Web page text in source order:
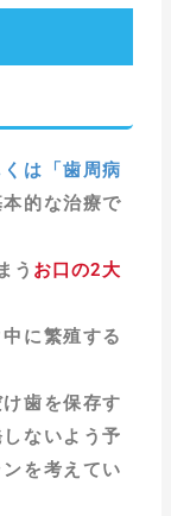
くは「歯周病
的な治療で
う お口の2大
に繁殖する
歯を保存す
ないよう予
を考えてい